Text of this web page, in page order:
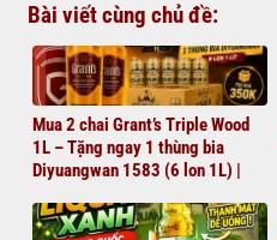
Bài viết cùng chủ đề:
Mua 2 chai Grant’s Triple Wood
1L – Tặng ngay 1 thùng bia
Diyuangwan 1583 (6 lon 1L) |